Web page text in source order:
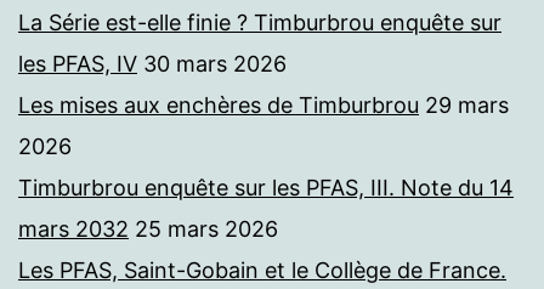
La Série est-elle finie ? Timburbrou enquête sur
les PFAS, IV 30 mars 2026
Les mises aux enchères de Timburbrou 29 mars
2026
Timburbrou enquête sur les PFAS, III. Note du 14
mars 2032 25 mars 2026
Les PFAS, Saint-Gobain et le Collège de France.